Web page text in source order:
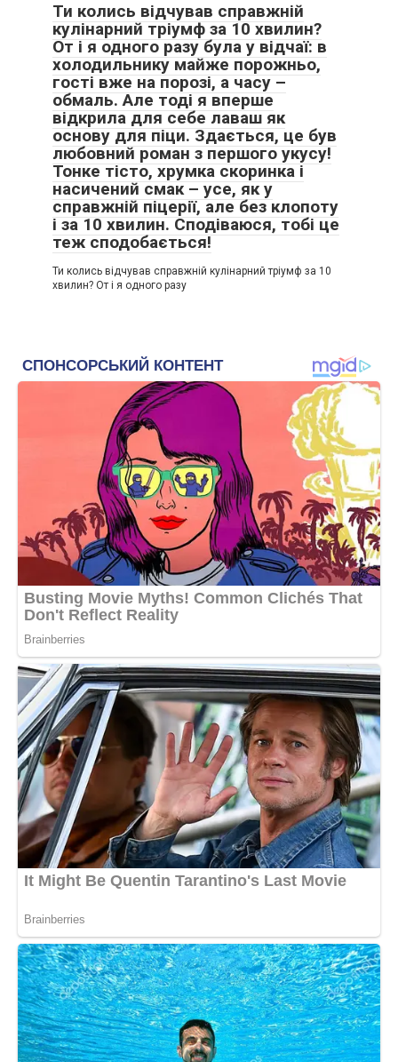
Ти колись відчував справжній
кулінарний тріумф за 10 хвилин?
От і я одного разу була у відчаї: в
холодильнику майже порожньо,
гості вже на порозі, а часу –
обмаль. Але тоді я вперше
відкрила для себе лаваш як
основу для піци. Здається, це був
любовний роман з першого укусу!
Тонке тісто, хрумка скоринка і
насичений смак – усе, як у
справжній піцерії, але без клопоту
і за 10 хвилин. Сподіваюся, тобі це
теж сподобається!
Ти колись відчував справжній кулінарний тріумф за 10
хвилин? От і я одного разу